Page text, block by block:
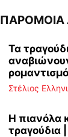
ΠΑΡΟΜΟΙΑ
Τα
Στέλιος
Η πιανόλα
τραγούδια